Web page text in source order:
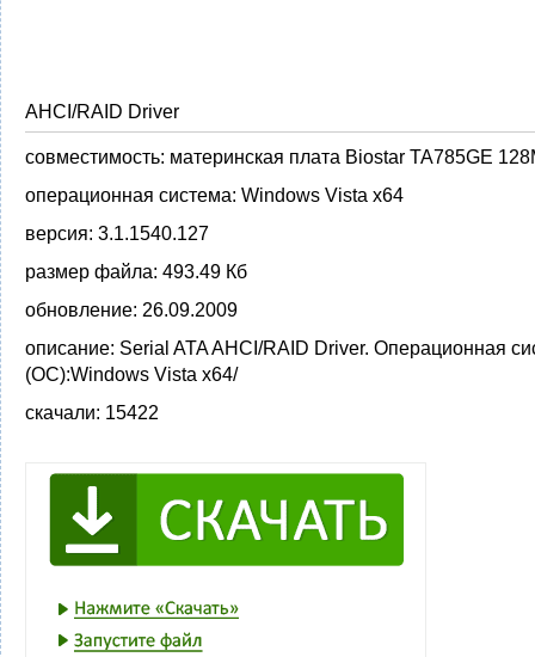
AHCI/RAID Driver
совместимость: материнская плата Biostar TA785GE
операционная система: Windows Vista x64
версия: 3.1.1540.127
размер файла: 493.49 Кб
обновление: 26.09.2009
описание: Serial ATA AHCI/RAID Driver. Операционная
(ОС):Windows Vista x64/
скачали: 15422